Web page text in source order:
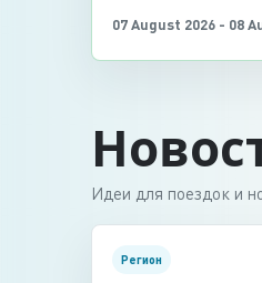
07 August 2026 - 08
Идеи для поездок и
Регион